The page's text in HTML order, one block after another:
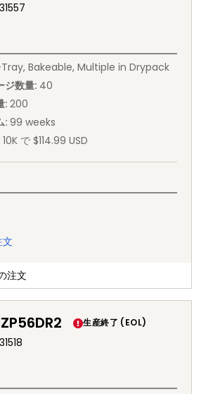
Tray, Bakeable, Multiple in Drypack
ジ数量: 40
: 200
: 99 weeks
10K で $114.99 USD
注文
生産終了 (EOL)